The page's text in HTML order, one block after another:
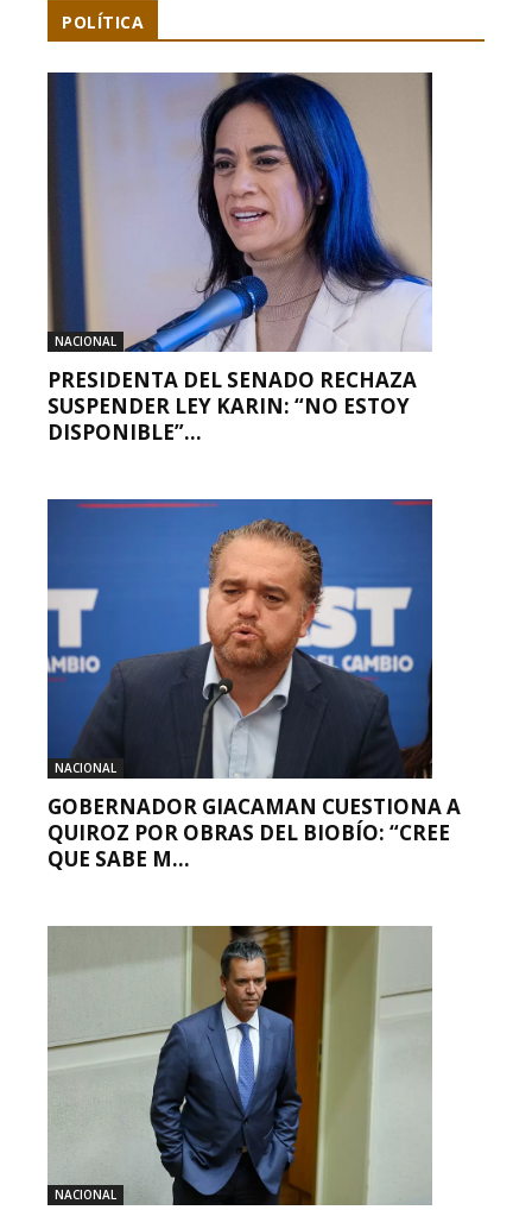
POLÍTICA
NACIONAL
PRESIDENTA DEL SENADO RECHAZA
SUSPENDER LEY KARIN: “NO ESTOY
DISPONIBLE”...
NACIONAL
GOBERNADOR GIACAMAN CUESTIONA A
QUIROZ POR OBRAS DEL BIOBÍO: “CREE
QUE SABE M...
NACIONAL